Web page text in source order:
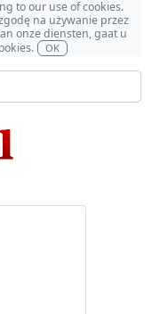
to our use of cookies.
na używanie przez
onze diensten, gaat u
OK